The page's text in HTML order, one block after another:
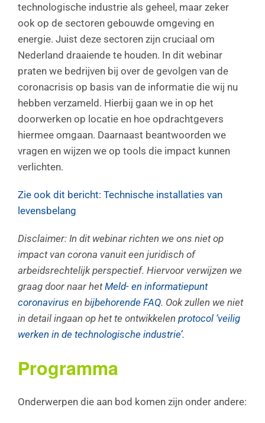
technologische industrie als geheel, maar zeker
ook op de sectoren gebouwde omgeving en
energie. Juist deze sectoren zijn cruciaal om
Nederland draaiende te houden. In dit webinar
praten we bedrijven bij over de gevolgen van de
coronacrisis op basis van de informatie die wij nu
hebben verzameld. Hierbij gaan we in op het
doorwerken op locatie en hoe opdrachtgevers
hiermee omgaan. Daarnaast beantwoorden we
vragen en wijzen we op tools die impact kunnen
verlichten.
Zie ook dit bericht: Technische installaties van
levensbelang
Disclaimer: In dit webinar richten we ons niet op
impact van corona vanuit een juridisch of
arbeidsrechtelijk perspectief. Hiervoor verwijzen we
graag door naar hetMeld- en informatiepunt
coronavirus en bijbehorende FAQ. Ook zullen we niet
in detail ingaan op het te ontwikkelen protocol ‘veilig
werken in de technologische industrie’.
Programma
Onderwerpen die aan bod komen zijn onder andere: